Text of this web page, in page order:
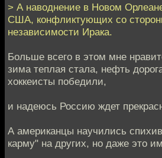
> А наводнение в Новом
США, конфликтующих со
независимости Ирака.
Больше всего в этом мне
зима теплая стала, нефть
хоккеисты победили,
и надеюсь Россию ждет
А американцы научились
карму" на других, но даже это